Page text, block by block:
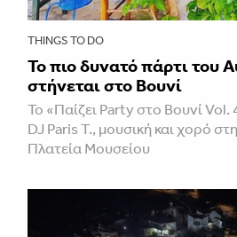
THINGS TO DO
Το πιο δυνατό πάρτι του
στήνεται στο Βουνί
Το «Παίζει Party στο Βουνί Vol.
DJ Paris T., μουσική και χορό
Πλατεία Μουσείου